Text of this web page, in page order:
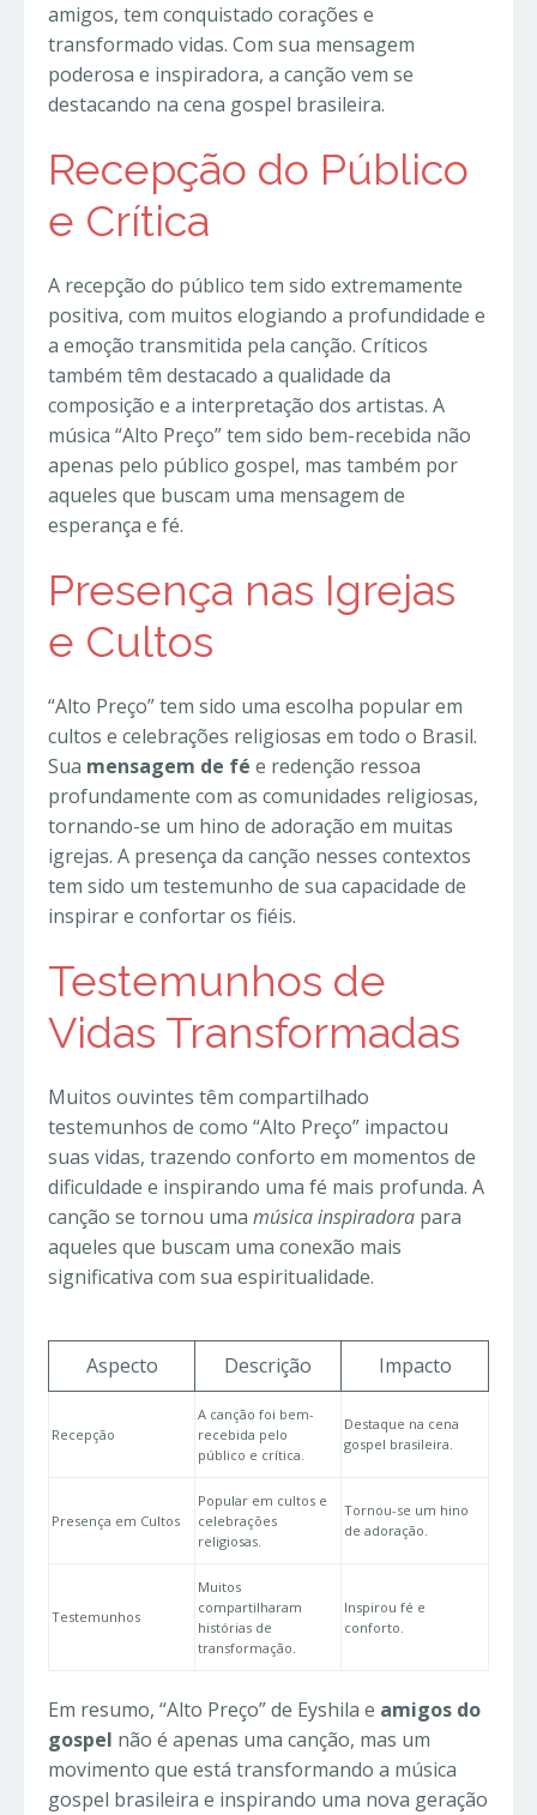
amigos, tem conquistado corações e
transformado vidas. Com sua mensagem
poderosa e inspiradora, a canção vem se
destacando na cena gospel brasileira.
Recepção do Público
e Crítica
A recepção do público tem sido extremamente
positiva, com muitos elogiando a profundidade e
a emoção transmitida pela canção. Críticos
também têm destacado a qualidade da
composição e a interpretação dos artistas. A
música “Alto Preço” tem sido bem-recebida não
apenas pelo público gospel, mas também por
aqueles que buscam uma mensagem de
esperança e fé.
Presença nas Igrejas
e Cultos
“Alto Preço” tem sido uma escolha popular em
cultos e celebrações religiosas em todo o Brasil.
Sua mensagem de fé e redenção ressoa
profundamente com as comunidades religiosas,
tornando-se um hino de adoração em muitas
igrejas. A presença da canção nesses contextos
tem sido um testemunho de sua capacidade de
inspirar e confortar os fiéis.
Testemunhos de
Vidas Transformadas
Muitos ouvintes têm compartilhado
testemunhos de como “Alto Preço” impactou
suas vidas, trazendo conforto em momentos de
dificuldade e inspirando uma fé mais profunda. A
canção se tornou uma música inspiradora para
aqueles que buscam uma conexão mais
significativa com sua espiritualidade.
Aspecto Descrição Impacto
Recepção
A canção foi bem-
recebida pelo
público e crítica.
Destaque na cena
gospel brasileira.
Presença em Cultos
Popular em cultos e
celebrações
religiosas.
Tornou-se um hino
de adoração.
Testemunhos
Muitos
compartilharam
histórias de
transformação.
Inspirou fé e
conforto.
Em resumo, “Alto Preço” de Eyshila e amigos do
gospel não é apenas uma canção, mas um
movimento que está transformando a música
gospel brasileira e inspirando uma nova geração